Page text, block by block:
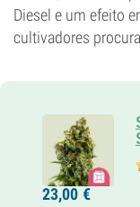
Diesel e um efeito
cultivadores
Pais
Original
23,00 €